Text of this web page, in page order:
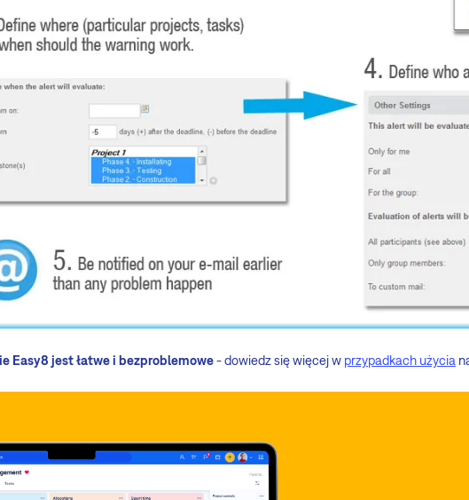
Easy8 jest łatwe i bezproblemowe- dowiedz się więcej w przypadkach użycia